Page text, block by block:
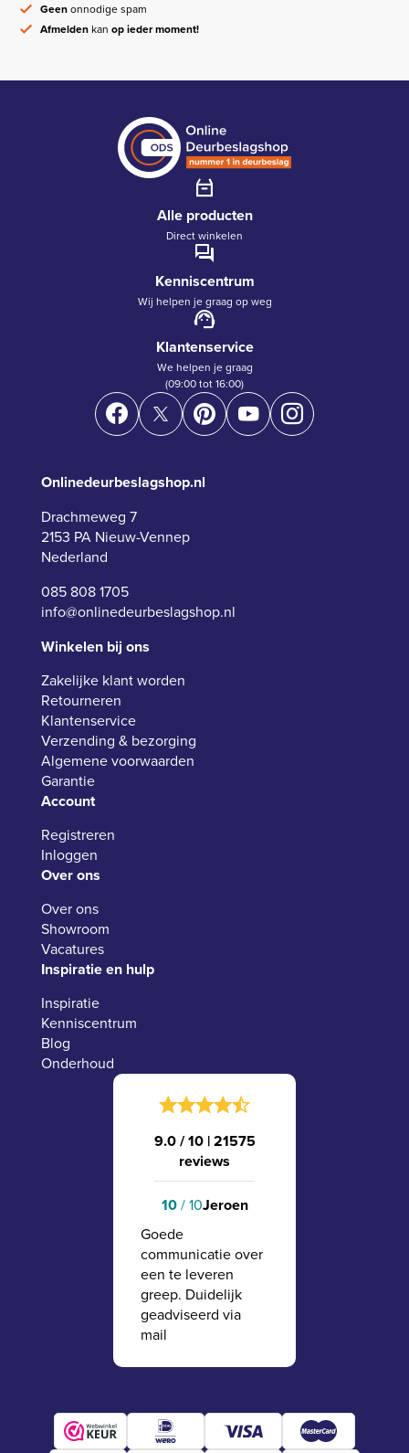
Geenonnodige spam
Afmeldenkanop ieder moment!
Alle producten
Direct winkelen
Kenniscentrum
Wij helpen je graag op weg
Klantenservice
We helpen je graag
(09:00 tot 16:00)
Onlinedeurbeslagshop.nl
Drachmeweg 7
2153 PA Nieuw-Vennep
Nederland
085 808 1705
info@onlinedeurbeslagshop.nl
Winkelen bij ons
Zakelijke klant worden
Retourneren
Klantenservice
Verzending & bezorging
Algemene voorwaarden
Garantie
Account
Registreren
Inloggen
Over ons
Over ons
Showroom
Vacatures
Inspiratie en hulp
Inspiratie
Kenniscentrum
Blog
Onderhoud
9.0 / 10 |21575
reviews
10/ 10Jeroen
Goede
communicatie over
een te leveren
greep. Duidelijk
geadviseerd via
mail